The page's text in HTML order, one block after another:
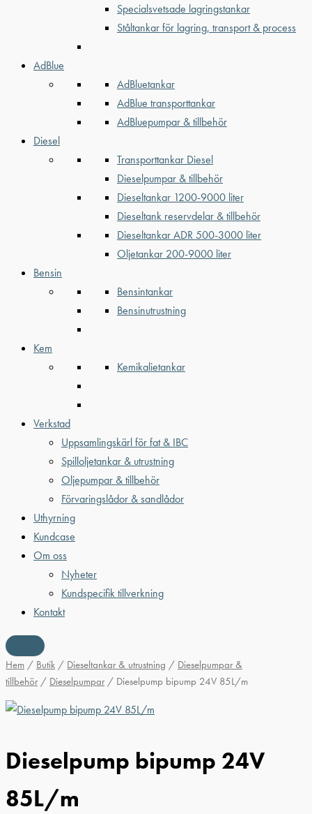
Specialsvetsade lagringstankar
Ståltankar för lagring, transport & process
AdBlue
AdBluetankar
AdBlue transporttankar
AdBluepumpar & tillbehör
Diesel
Transporttankar Diesel
Dieselpumpar & tillbehör
Dieseltankar 1200-9000 liter
Dieseltank reservdelar & tillbehör
Dieseltankar ADR 500-3000 liter
Oljetankar 200-9000 liter
Bensin
Bensintankar
Bensinutrustning
Kem
Kemikalietankar
Verkstad
Uppsamlingskärl för fat & IBC
Spilloljetankar & utrustning
Oljepumpar & tillbehör
Förvaringslådor & sandlådor
Uthyrning
Kundcase
Om oss
Nyheter
Kundspecifik tillverkning
Kontakt
Hem / Butik / Dieseltankar & utrustning / Dieselpumpar &
tillbehör/ Dieselpumpar/ Dieselpump bipump 24V 85L/m
Dieselpump bipump 24V
85L/m